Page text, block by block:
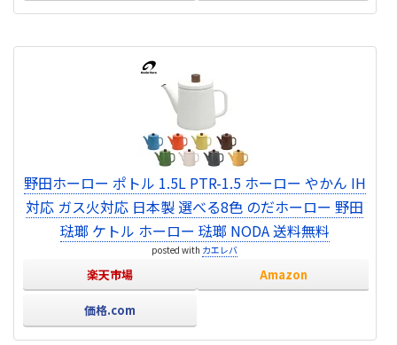
野田ホーロー ポトル 1.5L PTR-1.5 ホーロー やかん IH
対応 ガス火対応 日本製 選べる8色 のだホーロー 野田
琺瑯 ケトル ホーロー 琺瑯 NODA 送料無料
posted with カエレバ
楽天市場 Amazon
価格.com